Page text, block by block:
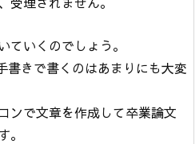
ていくのでしょう。
書きで書くのはあまりにも大変
ンで文章を作成して卒業論文
。